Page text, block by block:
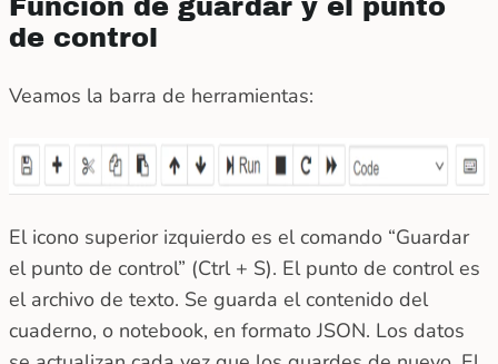
Función de guardar y el punto
de control
Veamos la barra de herramientas:
El icono superior izquierdo es el comando “Guardar
el punto de control” (Ctrl + S). El punto de control es
el archivo de texto. Se guarda el contenido del
cuaderno, o notebook, en formato JSON. Los datos